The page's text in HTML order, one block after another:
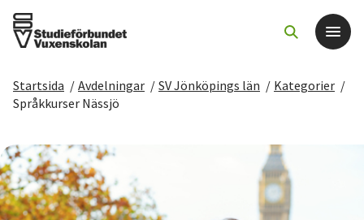
Det här gör vi
För dig som
Sök kurser och evenemang
Startsida / Avdelningar / SV Jönköpings län / Kategorier /
Språkkurser Nässjö